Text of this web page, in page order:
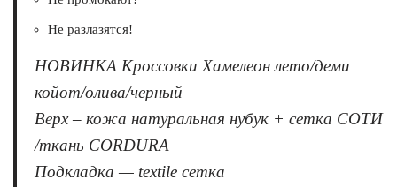
Не разлазятся!
НОВИНКА Кроссовки Хамелеон лето/деми
койот/олива/черный
Верх – кожа натуральная нубук + сетка СОТИ
/ткань CORDURA
Подкладка — textile сетка